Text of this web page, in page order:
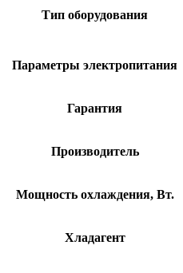
Тип оборудования
Параметры электропитания
Гарантия
Производитель
Мощность охлаждения, Вт.
Хладагент